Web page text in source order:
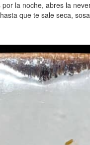
la noche, abres la
que te sale seca,